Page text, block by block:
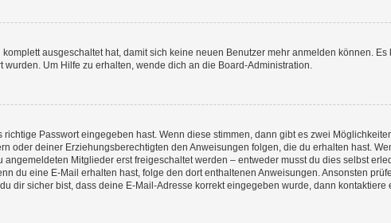
ausgeschaltet hat, damit sich keine neuen Benutzer mehr anmelden können.
Um Hilfe zu erhalten, wende dich an die Board-Administration.
Passwort eingegeben hast. Wenn diese stimmen, dann gibt es zwei
oder deiner Erziehungsberechtigten den Anweisungen folgen, die du erhalten hast.
Mitglieder erst freigeschaltet werden – entweder musst du dies selbst
du eine E-Mail erhalten hast, folge den dort enthaltenen Anweisungen. Ansonsten
dir sicher bist, dass deine E-Mail-Adresse korrekt eingegeben wurde, dann kontaktiere